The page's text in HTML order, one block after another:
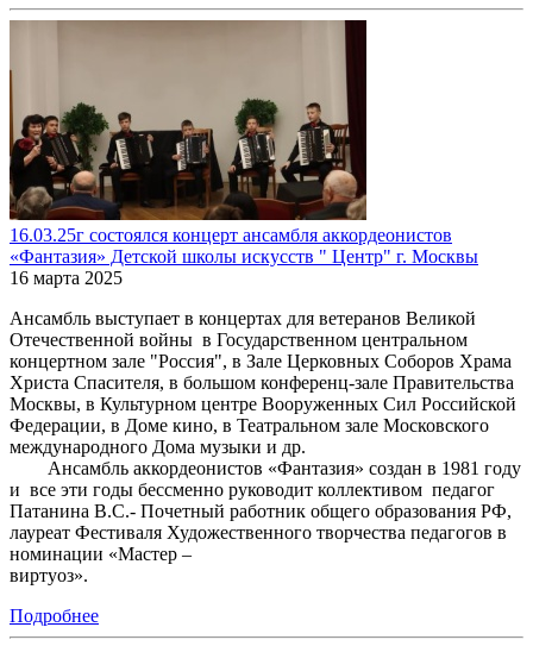
16.03.25г состоялся концерт ансамбля аккордеонистов
«Фантазия» Детской школы искусств " Центр" г. Москвы
16 марта 2025
Ансамбль выступает в концертах для ветеранов Великой
Отечественной войны в Государственном центральном
концертном зале "Россия", в Зале Церковных Соборов Храма
Христа Спасителя, в большом конференц-зале Правительства
Москвы, в Культурном центре Вооруженных Сил Российской
Федерации, в Доме кино, в Театральном зале Московского
международного Дома музыки и др.
Ансамбль аккордеонистов «Фантазия» создан в 1981 году
и все эти годы бессменно руководит коллективом педагог
Патанина В.С.- Почетный работник общего образования РФ,
лауреат Фестиваля Художественного творчества педагогов в
номинации «Мастер –
виртуоз».
Подробнее